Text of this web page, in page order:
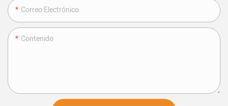
Correo Electrónico
Contenido